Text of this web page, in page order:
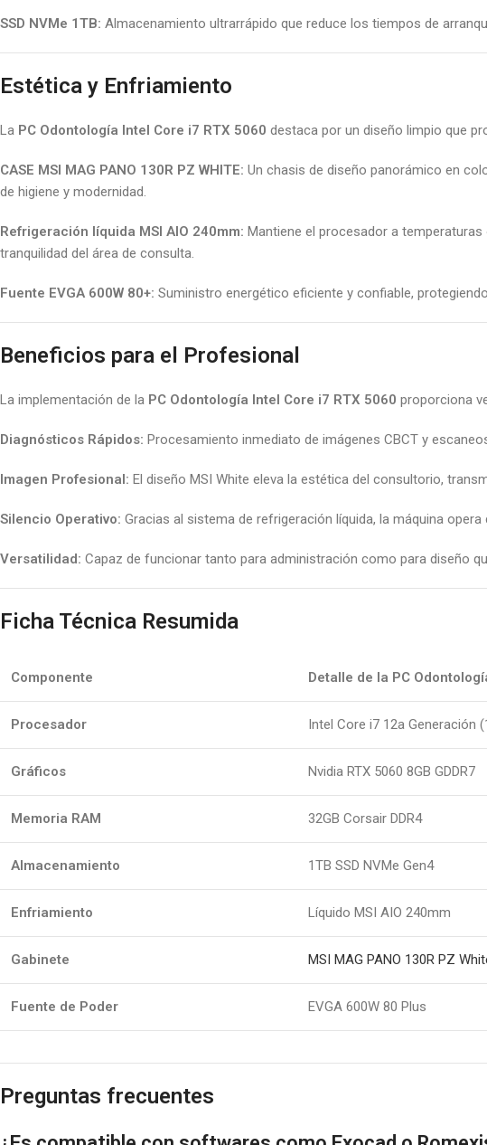
SSD NVMe 1TB: Almacenamiento ultrarrápido que reduce los tiempos de
Estética y Enfriamiento
La PC Odontología Intel Core i7 RTX 5060 destaca por un diseño limpio que
CASE MSI MAG PANO 130R PZ WHITE: Un chasis de diseño panorámico en
de higiene y modernidad.
Refrigeración líquida MSI AIO 240mm: Mantiene el procesador a
tranquilidad del área de consulta.
Fuente EVGA 600W 80+: Suministro energético eficiente y confiable,
Beneficios para el Profesional
La implementación de la PC Odontología Intel Core i7 RTX 5060 proporciona
Diagnósticos Rápidos: Procesamiento inmediato de imágenes CBCT y
Imagen Profesional: El diseño MSI White eleva la estética del consultorio,
Silencio Operativo: Gracias al sistema de refrigeración líquida, la máquina
Versatilidad: Capaz de funcionar tanto para administración como para diseño
Ficha Técnica Resumida
Componente Detalle de la PC
Procesador Intel Core i7 12a Generación
Gráficos Nvidia RTX 5060 8GB GDDR7
Memoria RAM 32GB Corsair DDR4
Almacenamiento 1TB SSD NVMe Gen4
Enfriamiento Líquido MSI AIO 240mm
Gabinete MSI MAG PANO 130R PZ
Fuente de Poder EVGA 600W 80 Plus
Preguntas frecuentes